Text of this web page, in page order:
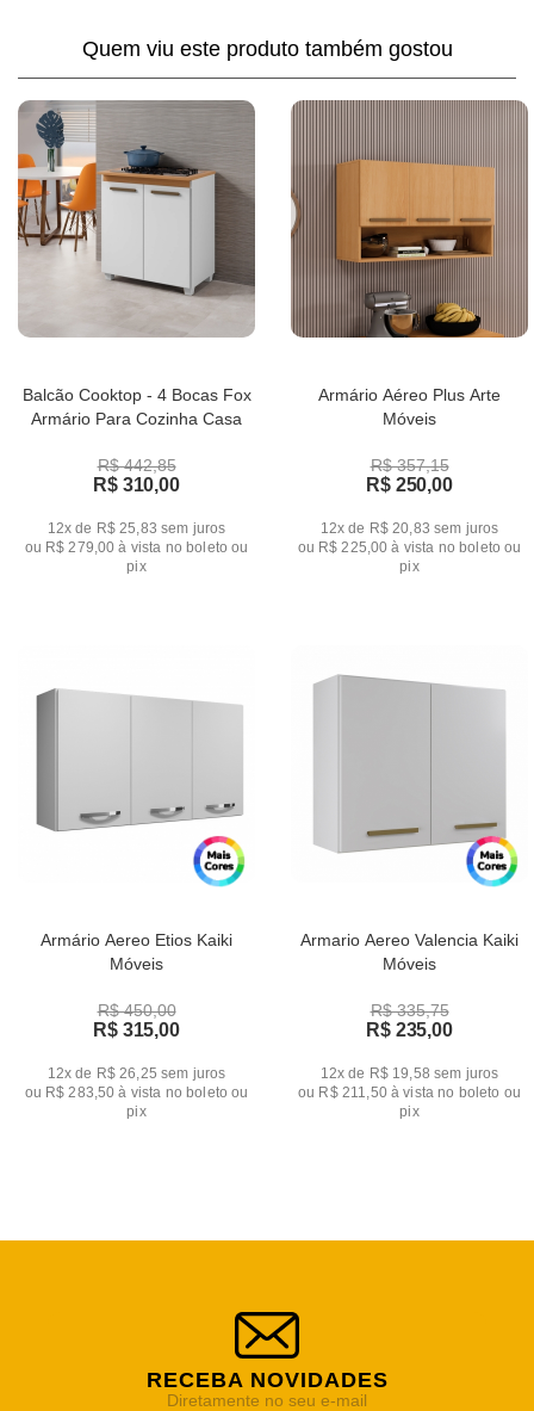
Quem viu este produto também gostou
Balcão Cooktop - 4 Bocas Fox
Armário Para Cozinha Casa
R$ 442,85
R$ 310,00
12x de R$ 25,83 sem juros
ou R$ 279,00 à vista no boleto ou
pix
Armário Aéreo Plus Arte
Móveis
R$ 357,15
R$ 250,00
12x de R$ 20,83 sem juros
ou R$ 225,00 à vista no boleto ou
pix
Armário Aereo Etios Kaiki
Móveis
R$ 450,00
R$ 315,00
12x de R$ 26,25 sem juros
ou R$ 283,50 à vista no boleto ou
pix
Armario Aereo Valencia Kaiki
Móveis
R$ 335,75
R$ 235,00
12x de R$ 19,58 sem juros
ou R$ 211,50à vista no boleto ou
pix
RECEBA NOVIDADES
Diretamente no seu e-mail